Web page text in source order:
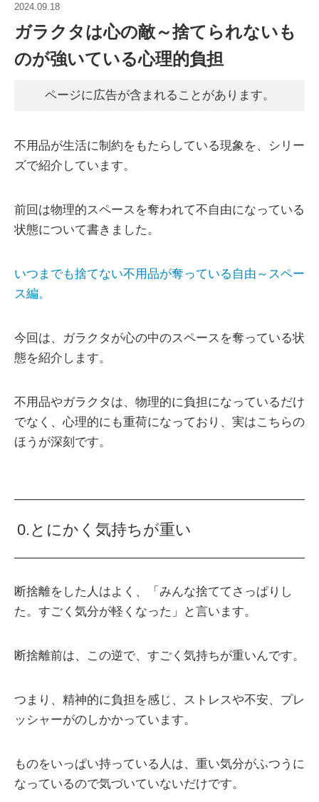
2024.09.18
ガラクタは心の敵～捨てられないも
のが強いている心理的負担
ページに広告が含まれることがあります。
不用品が生活に制約をもたらしている現象を、シリー
ズで紹介しています。
前回は物理的スペースを奪われて不自由になっている
状態について書きました。
いつまでも捨てない不用品が奪っている自由～スペー
ス編。
今回は、ガラクタが心の中のスペースを奪っている状
態を紹介します。
不用品やガラクタは、物理的に負担になっているだけ
でなく、心理的にも重荷になっており、実はこちらの
ほうが深刻です。
0.とにかく気持ちが重い
断捨離をした人はよく、「みんな捨ててさっぱりし
た。すごく気分が軽くなった」と言います。
断捨離前は、この逆で、すごく気持ちが重いんです。
つまり、精神的に負担を感じ、ストレスや不安、プレ
ッシャーがのしかかっています。
ものをいっぱい持っている人は、重い気分がふつうに
なっているので気づいていないだけです。